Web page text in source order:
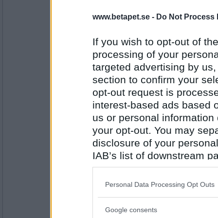
www.betapet.se - Do Not Process
If you wish to opt-out of
processing of your
targeted advertising by
section to confirm your
opt-out request is
interest-based ads based
us or personal
your opt-out. You may
disclosure of your
IAB’s list of downstream
also be disclosed by us
Downstream Participants
Please note that this
Personal Data Processing Opt Outs
Google consents
Antal inlägg:
remvanrijn
Antal inlägg:
Och du kokar inte soppa på dessa likkist
Mitt I prick
ishmilla
Var det en dalmatiner du skaffat..?